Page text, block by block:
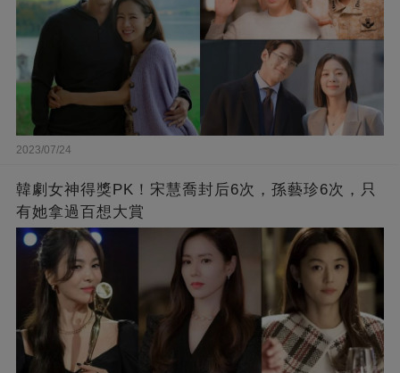
2023/07/24
韓劇女神得獎PK！宋慧喬封后6次，孫藝珍6次，只
有她拿過百想大賞